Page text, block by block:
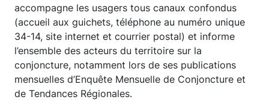
accompagne les usagers tous canaux confondus
(accueil aux guichets, téléphone au numéro unique
34-14, site internet et courrier postal) et informe
l’ensemble des acteurs du territoire sur la
conjoncture, notamment lors de ses publications
mensuelles d’Enquête Mensuelle de Conjoncture et
de Tendances Régionales.